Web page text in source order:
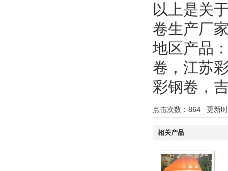
以上是关
卷生产厂
地区产品
卷 ， 江苏
彩钢卷 ，
点击次数： 864 更新
相关产品